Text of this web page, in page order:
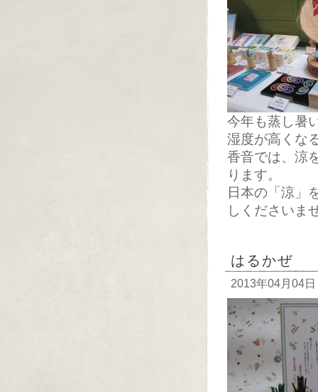
今年も蒸し暑
湿度が高くな
香音では、涼
ります。
日本の「涼」
しくださいま
はるかぜ
2013年04月04日